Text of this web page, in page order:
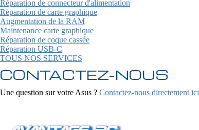
Réparation de connecteur d'alimentation
Réparation de carte graphique
Augmentation de la RAM
Maintenance carte graphique
Réparation de coque cassée
Réparation USB-C
TOUS NOS SERVICES
CONTACTEZ-NOUS
Une question sur votre Asus ? Contactez-nous directement ici